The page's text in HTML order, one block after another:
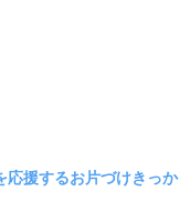
応援するお片づけきっか